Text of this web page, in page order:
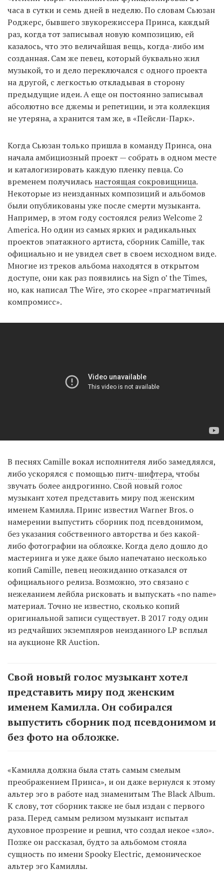
часа в сутки и семь дней в неделю. По словам Сьюзан
Роджерс, бывшего звукорежиссера Принса, каждый
раз, когда тот записывал новую композицию, ей
казалось, что это величайшая вещь, когда-либо им
созданная. Сам же певец, который буквально жил
музыкой, то и дело переключался с одного проекта
на другой, с легкостью откладывая в сторону
предыдущие идеи. А еще он постоянно записывал
абсолютно все джемы и репетиции, и эта коллекция
не утеряна, а хранится там же, в «Пейсли-Парк».
Когда Сьюзан только пришла в команду Принса, она
начала амбициозный проект — собрать в одном месте
и каталогизировать каждую пленку певца. Со
временем получилась настоящая сокровищница.
Некоторые из неизданных композиций и альбомов
были опубликованы уже после смерти музыканта.
Например, в этом году состоялся релиз Welcome 2
America. Но один из самых ярких и радикальных
проектов эпатажного артиста, сборник Camille, так
официально и не увидел свет в своем исходном виде.
Многие из треков альбома находятся в открытом
доступе, они как раз появились на Sign o’ the Times,
но, как написал The Wire, это скорее «прагматичный
компромисс».
В песнях Camille вокал исполнителя либо замедлялся,
либо ускорялся с помощью питч-шифтера, чтобы
звучать более андрогинно. Свой новый голос
музыкант хотел представить миру под женским
именем Камилла. Принс известил Warner Bros. о
намерении выпустить сборник под псевдонимом,
без указания собственного авторства и без какой-
либо фотографии на обложке. Когда дело дошло до
мастеринга и уже даже было напечатано несколько
копий Camille, певец неожиданно отказался от
официального релиза. Возможно, это связано с
нежеланием лейбла рисковать и выпускать «no name»
материал. Точно не известно, сколько копий
оригинальной записи существует. В 2017 году один
из редчайших экземпляров неизданного LP всплыл
на аукционе RR Auction.
Свой новый голос музыкант хотел
представить миру под женским
именем Камилла. Он собирался
выпустить сборник под псевдонимом и
без фото на обложке.
«Камилла должна была стать самым смелым
преображением Принса», и он даже вернулся к этому
альтер эго в работе над знаменитым The Black Album.
К слову, тот сборник также не был издан с первого
раза. Перед самым релизом музыкант испытал
духовное прозрение и решил, что создал некое «зло».
Позже он рассказал, будто за альбомом стояла
сущность по имени Spooky Electric, демоническое
альтер эго Камиллы.